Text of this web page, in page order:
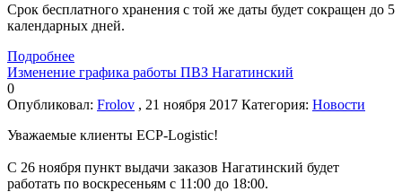
Срок бесплатного хранения с той же даты будет сокращен до 5
календарных дней.
Подробнее
Изменение графика работы ПВЗ Нагатинский
0
Опубликовал: Frolov , 21 ноября 2017 Категория: Новости
Уважаемые клиенты ECP-Logistic!
С 26 ноября пункт выдачи заказов Нагатинский будет
работать по воскресеньям с 11:00 до 18:00.